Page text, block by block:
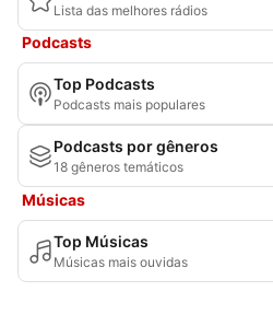
Lista das melhores rádios
Podcasts
Top Podcasts
Podcasts mais populares
Podcasts por gêneros
18 gêneros temáticos
Músicas
Top Músicas
Músicas mais ouvidas